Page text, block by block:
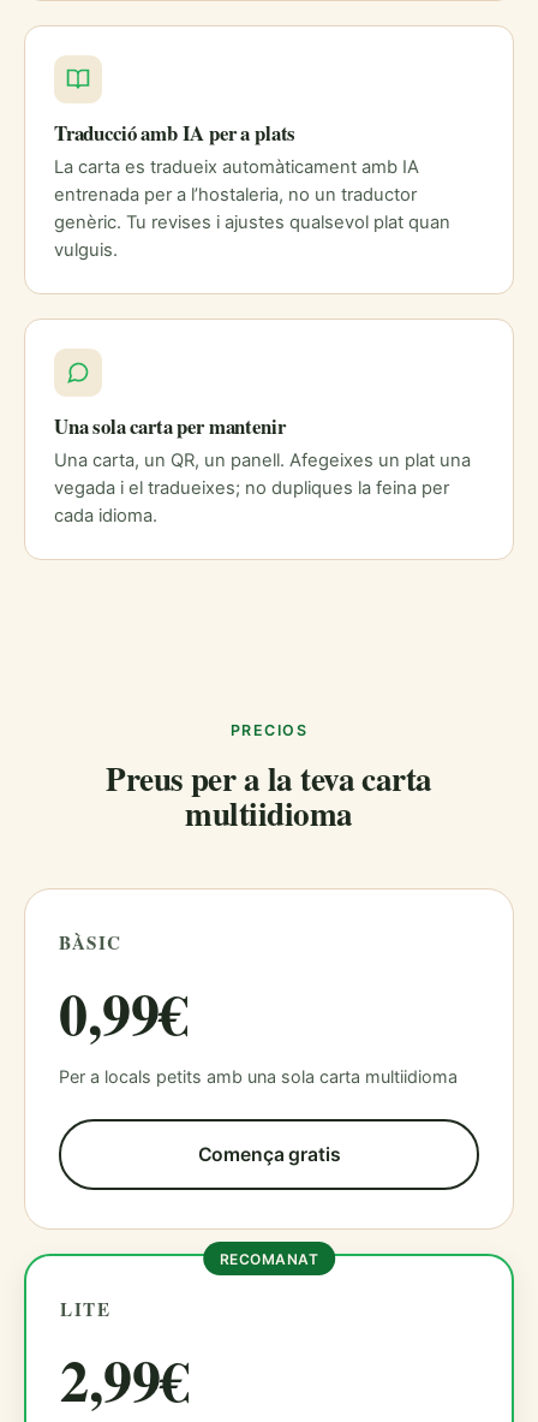
Traducció amb IA per a plats
La carta es tradueix automàticament amb IA
entrenada per a l’hostaleria, no un traductor
genèric. Tu revises i ajustes qualsevol plat quan
vulguis.
Una sola carta per mantenir
Una carta, un QR, un panell. Afegeixes un plat una
vegada i el tradueixes; no dupliques la feina per
cada idioma.
PRECIOS
Preus per a la teva carta
multiidioma
BÀSIC
0,99€
Per a locals petits amb una sola carta multiidioma
Comença gratis
RECOMANAT
LITE
2,99€